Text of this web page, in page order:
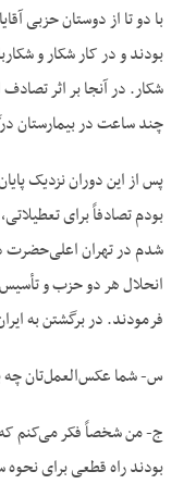
با دو تا از دوستان حزبی
بودند و در کار شکار و
شکار. در آنجا بر اثر
چند ساعت در بیمارستان
پس از این دوران نزدیک
بودم تصادفاً برای
شدم در تهران اعلی‌حضرت
انحلال هر دو حزب و
فرمودند. در برگشتن به
س- شما عکس‌العمل‌تان چه
ج- من شخصاً فکر می‌کنم
بودند راه قطعی برای